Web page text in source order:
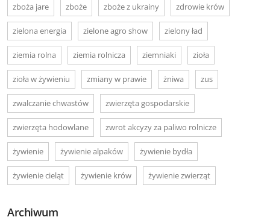
zboża jare zboże zboże z ukrainy zdrowie krów
zielona energia zielone agro show zielony ład
ziemia rolna ziemia rolnicza ziemniaki zioła
zioła w żywieniu zmiany w prawie żniwa zus
zwalczanie chwastów zwierzęta gospodarskie
zwierzęta hodowlane zwrot akcyzy za paliwo rolnicze
żywienie żywienie alpaków żywienie bydła
żywienie cieląt żywienie krów żywienie zwierząt
Archiwum